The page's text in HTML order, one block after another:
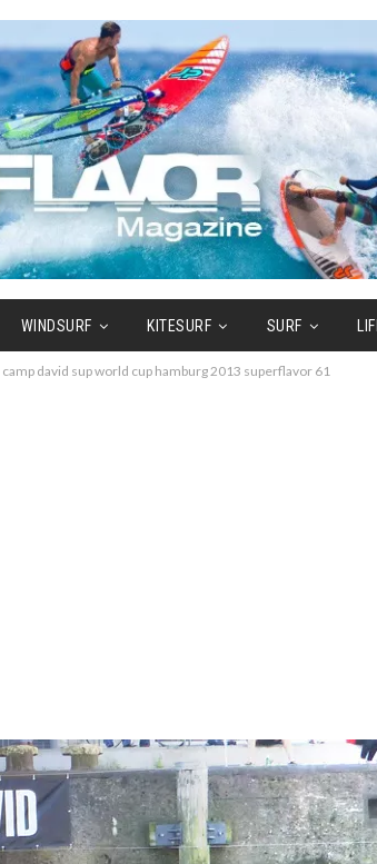
WINDSURF KITESURF SURF
camp david sup world cup hamburg 2013 superflavor 61